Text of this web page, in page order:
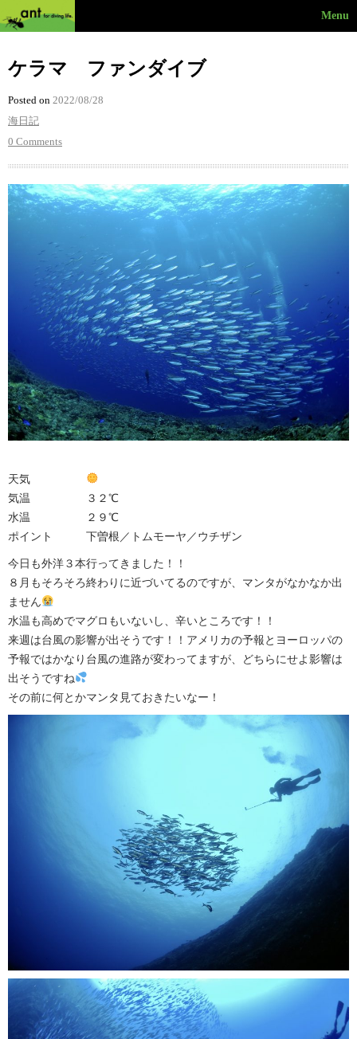
Menu
ケラマ ファンダイブ
Posted on 2022/08/28
海日記
0 Comments
天気
気温 ３２℃
水温 ２９℃
ポイント 下曽根／トムモーヤ／ウチザン
今日も外洋３本行ってきました！！
８月もそろそろ終わりに近づいてるのですが、マンタがなかなか出
ません
水温も高めでマグロもいないし、辛いところです！！
来週は台風の影響が出そうです！！アメリカの予報とヨーロッパの
予報ではかなり台風の進路が変わってますが、どちらにせよ影響は
出そうですね
その前に何とかマンタ見ておきたいなー！